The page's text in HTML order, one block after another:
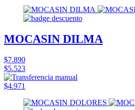
MOCASIN DILMA
$7.890
$5.523
$4.971